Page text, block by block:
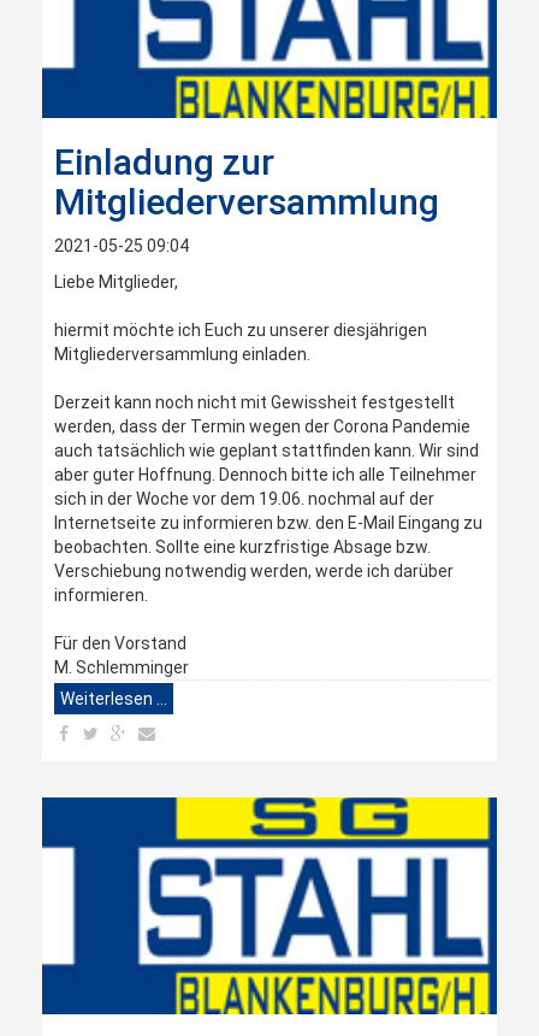
Einladung zur
Mitgliederversammlung
2021-05-25 09:04
Liebe Mitglieder,
hiermit möchte ich Euch zu unserer diesjährigen
Mitgliederversammlung einladen.
Derzeit kann noch nicht mit Gewissheit festgestellt
werden, dass der Termin wegen der Corona Pandemie
auch tatsächlich wie geplant stattfinden kann. Wir sind
aber guter Hoffnung. Dennoch bitte ich alle Teilnehmer
sich in der Woche vor dem 19.06. nochmal auf der
Internetseite zu informieren bzw. den E-Mail Eingang zu
beobachten. Sollte eine kurzfristige Absage bzw.
Verschiebung notwendig werden, werde ich darüber
informieren.
Für den Vorstand
M. Schlemminger
Weiterlesen …